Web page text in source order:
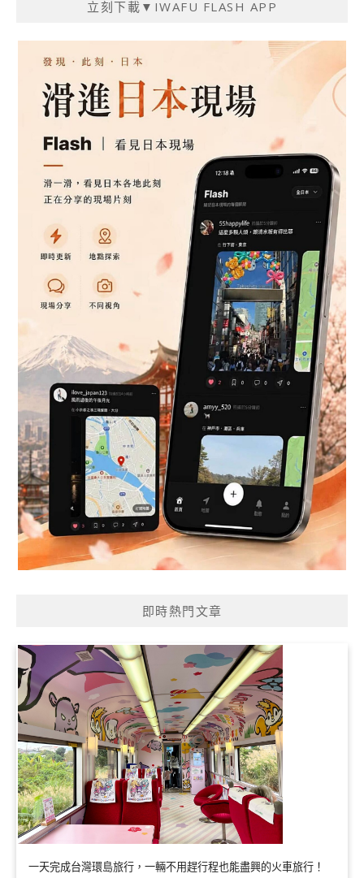
立刻下載▼IWAFU FLASH APP
即時熱門文章
一天完成台灣環島旅行，一輛不用趕行程也能盡興的火車旅行！